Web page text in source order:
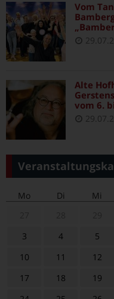
Vom
Alte
vom 6.
Mo Di Mi
3
4 5
10
11 12
17
18 19